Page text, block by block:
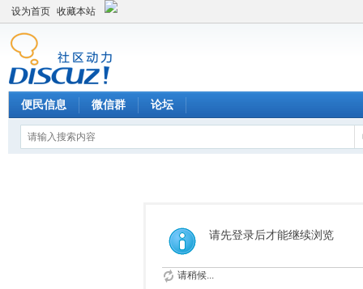
设为首页 收藏本站
便民信息 微信群 论坛
请先登录后才能继续浏览
请稍候...